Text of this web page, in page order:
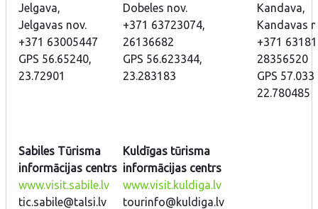
Jelgava,
Jelgavas nov.
+371 63005447
GPS 56.65240,
23.72901
Dobeles nov.
+371 63723074,
26136682
GPS 56.623344,
23.283183
Kandava,
Kandavas
+371
28356520
GPS
22.780485
Sabiles Tūrisma
informācijas centrs
www.visit.sabile.lv
tic.sabile@talsi.lv
Kuldīgas tūrisma
informācijas centrs
www.visit.kuldiga.lv
tourinfo@kuldiga.lv